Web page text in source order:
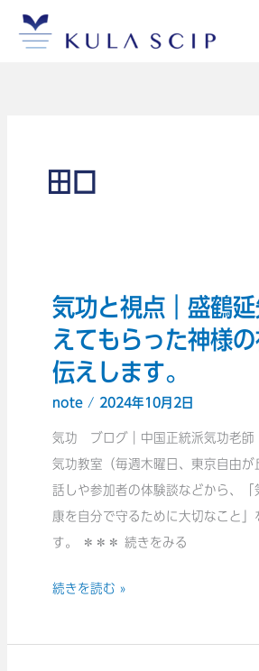
田口
気功と視点｜盛鶴
えてもらった神様
伝えします。
note/ 2024年10月2日
気功 ブログ｜中国正統派気功老
気功教室（毎週木曜日、東京自由が
話しや参加者の体験談などから、「
康を自分で守るために大切なこと」
す。 ＊＊＊ 続きをみる
気
功
視
点
｜
盛
鶴
延
先
に
え
続きを読む »